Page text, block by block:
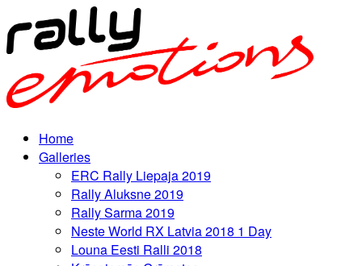
Home
Galleries
ERC Rally Liepaja 2019
Rally Aluksne 2019
Rally Sarma 2019
Neste World RX Latvia 2018 1 Day
Louna Eesti Ralli 2018